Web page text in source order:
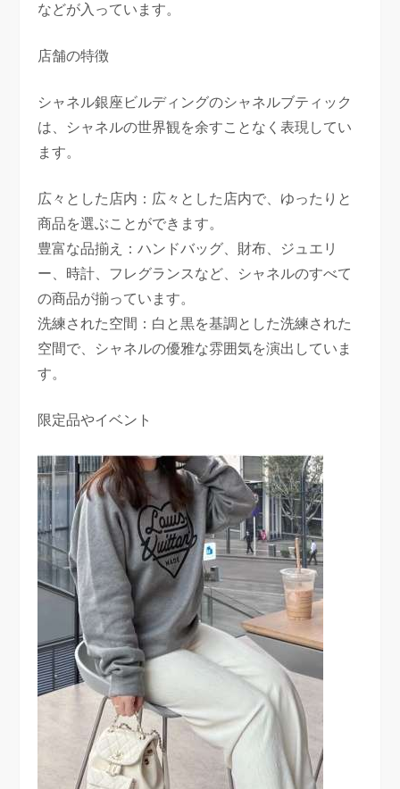
などが入っています。
店舗の特徴
シャネル銀座ビルディングのシャネルブティック
は、シャネルの世界観を余すことなく表現してい
ます。
広々とした店内：広々とした店内で、ゆったりと
商品を選ぶことができます。
豊富な品揃え：ハンドバッグ、財布、ジュエリ
ー、時計、フレグランスなど、シャネルのすべて
の商品が揃っています。
洗練された空間：白と黒を基調とした洗練された
空間で、シャネルの優雅な雰囲気を演出していま
す。
限定品やイベント